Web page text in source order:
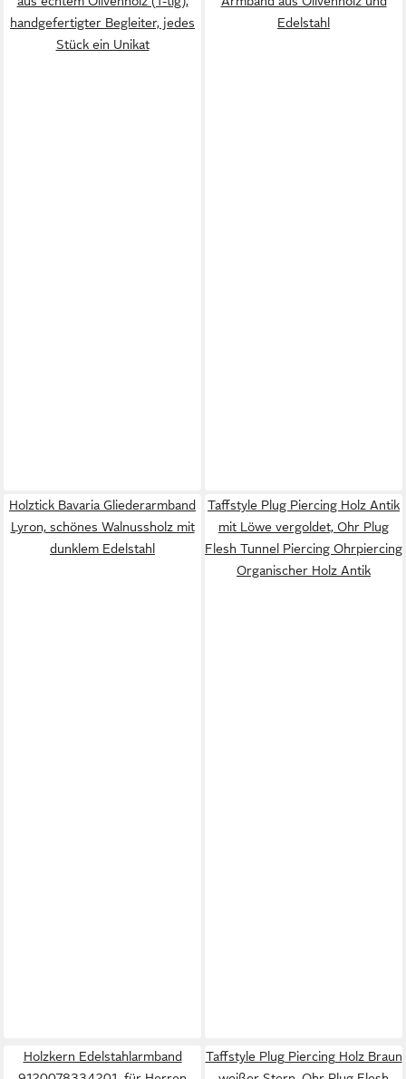
handgefertigter Begleiter, jedes
Stück ein Unikat
Edelstahl
Holztick Bavaria Gliederarmband
Lyron, schönes Walnussholz mit
dunklem Edelstahl
Taffstyle Plug Piercing Holz Antik
mit Löwe vergoldet, Ohr Plug
Flesh Tunnel Piercing Ohrpiercing
Organischer Holz Antik
Holzkern Edelstahlarmband
Taffstyle Plug Piercing Holz Braun